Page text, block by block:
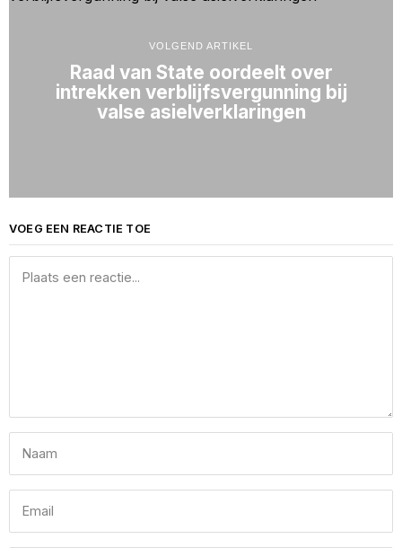
VOLGEND ARTIKEL
Raad van State oordeelt over
intrekken verblijfsvergunning bij
valse asielverklaringen
VOEG EEN REACTIE TOE